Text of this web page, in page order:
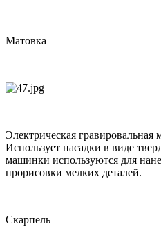
Матовка
Электрическая гравировальная
Использует насадки в виде
машинки используются для
прорисовки мелких деталей.
Скарпель